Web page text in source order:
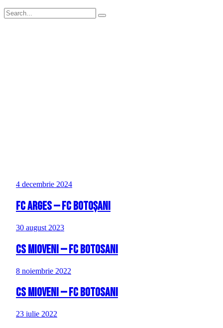
4 decembrie 2024
FC Arges — FC Botoșani
30 august 2023
CS Mioveni — FC Botosani
8 noiembrie 2022
CS Mioveni — FC Botosani
23 iulie 2022